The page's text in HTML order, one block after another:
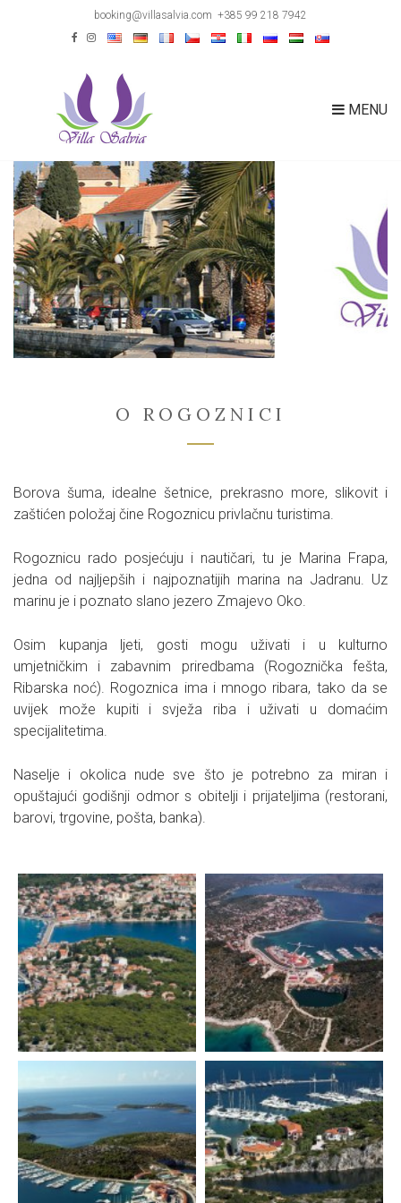
booking@villasalvia.com +385 99 218 7942
MENU
O ROGOZNICI
Borova šuma, idealne šetnice, prekrasno more, slikovit i
zaštićen položaj čine Rogoznicu privlačnu turistima.
Rogoznicu rado posjećuju i nautičari, tu je Marina Frapa,
jedna od najljepših i najpoznatijih marina na Jadranu. Uz
marinu je i poznato slano jezero Zmajevo Oko.
Osim kupanja ljeti, gosti mogu uživati i u kulturno
umjetničkim i zabavnim priredbama (Rogoznička fešta,
Ribarska noć). Rogoznica ima i mnogo ribara, tako da se
uvijek može kupiti i svježa riba i uživati u domaćim
specijalitetima.
Naselje i okolica nude sve što je potrebno za miran i
opuštajući godišnji odmor s obitelji i prijateljima (restorani,
barovi, trgovine, pošta, banka).